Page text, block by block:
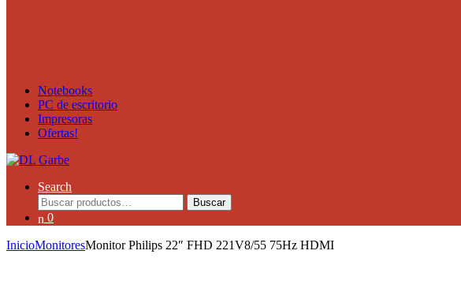
Notebooks
PC de escritorio
Impresoras
Ofertas!
Search
Buscar
0
InicioMonitoresMonitor Philips 22″ FHD 221V8/55 75Hz HDMI